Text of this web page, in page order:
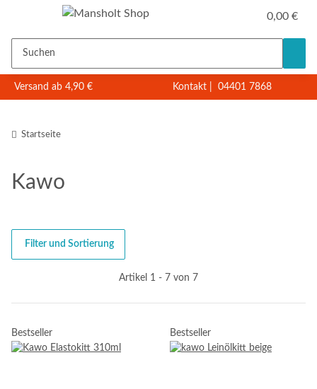
0,00 €
Versand ab 4,90 € Kontakt 04401 7868
Startseite
Kawo
Filter und Sortierung
Artikel 1 - 7 von 7
Bestseller Bestseller